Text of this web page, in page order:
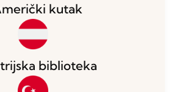
kutak
biblioteka